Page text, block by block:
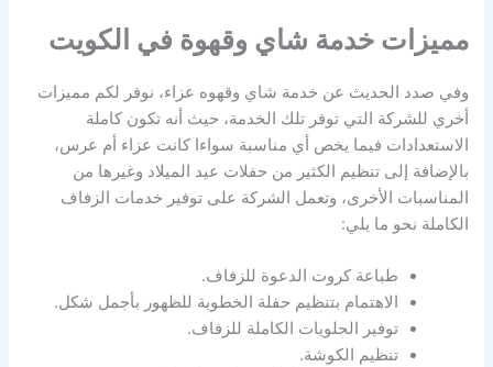
مميزات خدمة شاي وقهوة في الكويت
وفي صدد الحديث عن خدمة شاي وقهوه عزاء، نوفر لكم مميزات
أخري للشركة التي توفر تلك الخدمة، حيث أنه تكون كاملة
الاستعدادات فيما يخص أي مناسبة سواءا كانت عزاء أم عرس،
بالإضافة إلى تنظيم الكثير من حفلات عيد الميلاد وغيرها من
المناسبات الأخرى، وتعمل الشركة على توفير خدمات الزفاف
الكاملة نحو ما يلي:
طباعة كروت الدعوة للزفاف.
الاهتمام بتنظيم حفلة الخطوبة للظهور بأجمل شكل.
توفير الحلويات الكاملة للزفاف.
تنظيم الكوشة.